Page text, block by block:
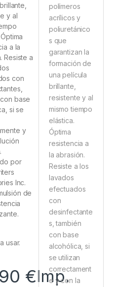
y al
a la
Resiste a
con
base
si se
y
por
Inc.
de
usar.
€Imp.
polímeros
acrílicos y
poliuretánico
s que
garantizan la
formación de
una película
brillante,
resistente y al
mismo tiempo
elástica.
Óptima
resistencia a
la abrasión.
Resiste a los
lavados
efectuados
con
desinfectante
s, también
con base
alcohólica, si
se utilizan
correctament
e y con la